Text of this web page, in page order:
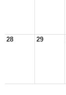
28 29